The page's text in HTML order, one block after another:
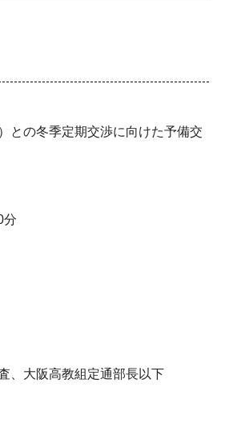
との冬季定期交渉に向けた予備交
分
、大阪高教組定通部長以下